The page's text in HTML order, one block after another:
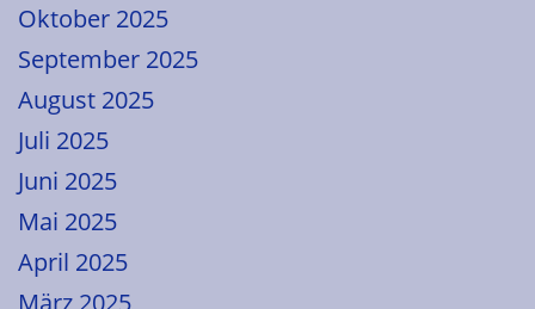
Oktober 2025
September 2025
August 2025
Juli 2025
Juni 2025
Mai 2025
April 2025
März 2025